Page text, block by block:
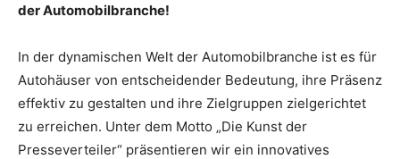
der Automobilbranche!
In der dynamischen Welt der Automobilbranche ist es für
Autohäuser von entscheidender Bedeutung, ihre Präsenz
effektiv zu gestalten und ihre Zielgruppen zielgerichtet
zu erreichen. Unter dem Motto „Die Kunst der
Presseverteiler“ präsentieren wir ein innovatives